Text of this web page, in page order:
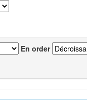
En order